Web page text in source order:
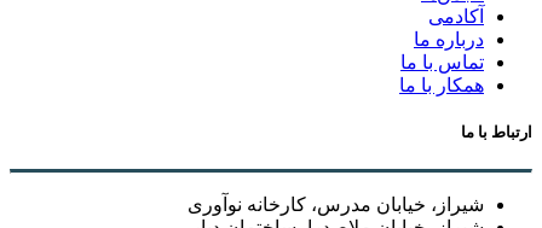
آکادمی
درباره ما
تماس با ما
همکار با ما
ارتباط با ما
شیراز، خیابان مدرس، کارخانه نوآوری